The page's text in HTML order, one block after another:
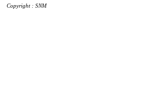
Copyright : SNM